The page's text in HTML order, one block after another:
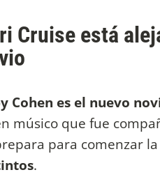
Cruise está
Cohen es el nuevo
músico que fue
para comenzar
.